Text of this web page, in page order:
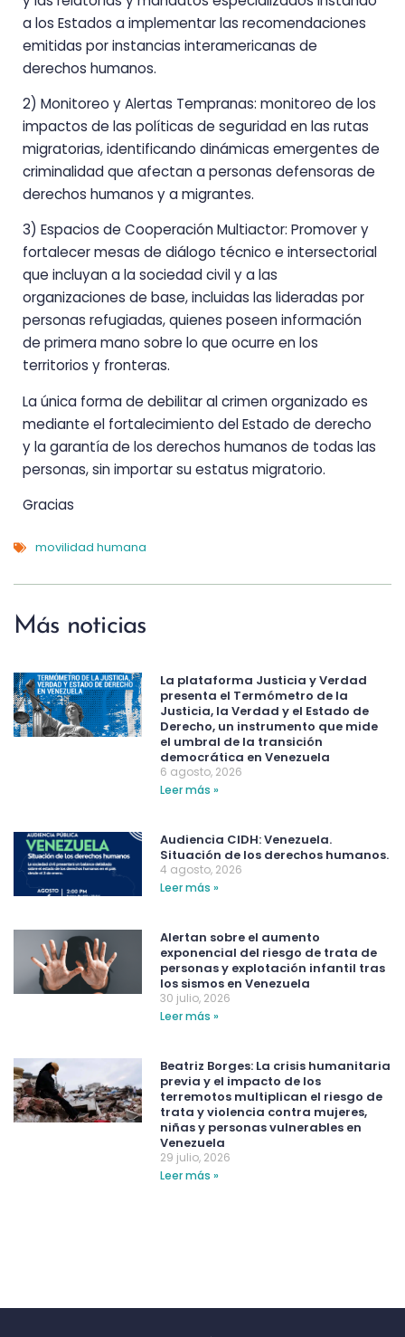
a los Estados a implementar las recomendaciones
emitidas por instancias interamericanas de
derechos humanos.
2) Monitoreo y Alertas Tempranas: monitoreo de los
impactos de las políticas de seguridad en las rutas
migratorias, identificando dinámicas emergentes de
criminalidad que afectan a personas defensoras de
derechos humanos y a migrantes.
3) Espacios de Cooperación Multiactor: Promover y
fortalecer mesas de diálogo técnico e intersectorial
que incluyan a la sociedad civil y a las
organizaciones de base, incluidas las lideradas por
personas refugiadas, quienes poseen información
de primera mano sobre lo que ocurre en los
territorios y fronteras.
La única forma de debilitar al crimen organizado es
mediante el fortalecimiento del Estado de derecho
y la garantía de los derechos humanos de todas las
personas, sin importar su estatus migratorio.
Gracias
movilidad humana
Más noticias
La plataforma Justicia y Verdad
presenta el Termómetro de la
Justicia, la Verdad y el Estado de
Derecho, un instrumento que mide
el umbral de la transición
democrática en Venezuela
6 agosto, 2026
Leer más »
Audiencia CIDH: Venezuela.
Situación de los derechos humanos.
4 agosto, 2026
Leer más »
Alertan sobre el aumento
exponencial del riesgo de trata de
personas y explotación infantil tras
los sismos en Venezuela
30 julio, 2026
Leer más »
Beatriz Borges: La crisis humanitaria
previa y el impacto de los
terremotos multiplican el riesgo de
trata y violencia contra mujeres,
niñas y personas vulnerables en
Venezuela
29 julio, 2026
Leer más »